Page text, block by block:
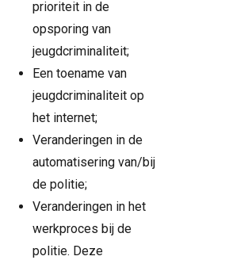
prioriteit in de
opsporing van
jeugdcriminaliteit;
Een toename van
jeugdcriminaliteit op
het internet;
Veranderingen in de
automatisering van/bij
de politie;
Veranderingen in het
werkproces bij de
politie. Deze